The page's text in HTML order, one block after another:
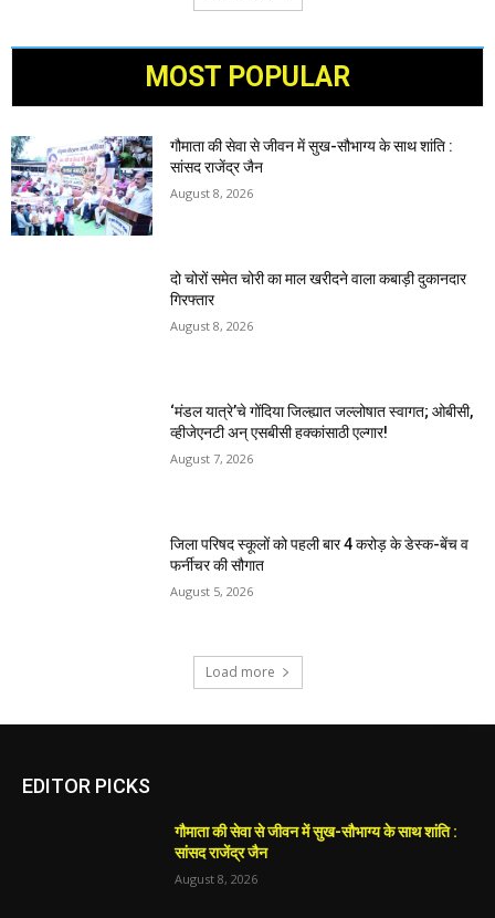
MOST POPULAR
गौमाता की सेवा से जीवन में सुख-सौभाग्य के साथ शांति :
सांसद राजेंद्र जैन
August 8, 2026
दो चोरों समेत चोरी का माल खरीदने वाला कबाड़ी दुकानदार
गिरफ्तार
August 8, 2026
‘मंडल यात्रे’चे गोंदिया जिल्ह्यात जल्लोषात स्वागत; ओबीसी,
व्हीजेएनटी अन् एसबीसी हक्कांसाठी एल्गार!
August 7, 2026
जिला परिषद स्कूलों को पहली बार 4 करोड़ के डेस्क-बेंच व
फर्नीचर की सौगात
August 5, 2026
Load more
EDITOR PICKS
गौमाता की सेवा से जीवन में सुख-सौभाग्य के साथ शांति :
सांसद राजेंद्र जैन
August 8, 2026